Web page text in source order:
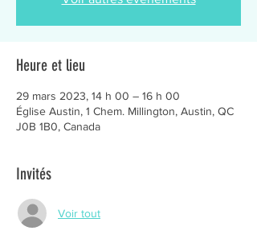
Heure et lieu
29 mars 2023, 14 h 00 – 16 h 00
Église Austin, 1 Chem. Millington, Austin, QC
J0B 1B0, Canada
Invités
Voir tout